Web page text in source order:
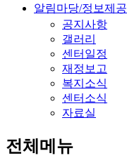
알림마당/정보제공
공지사항
갤러리
센터일정
재정보고
복지소식
센터소식
자료실
전체메뉴